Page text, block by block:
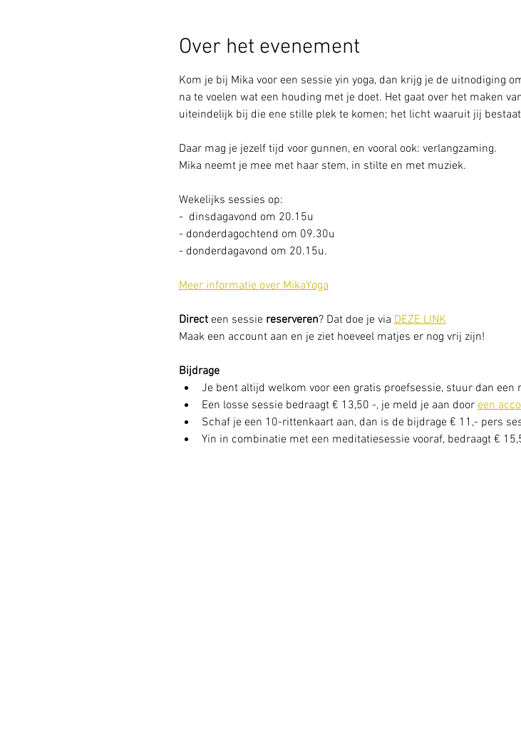
Over het evenement
Kom je bij Mika voor een sessie yin yoga, dan krijg je de uitnodiging
na te voelen wat een houding met je doet. Het gaat over het maken
uiteindelijk bij die ene stille plek te komen; het licht waaruit jij
Daar mag je jezelf tijd voor gunnen, en vooral ook: verlangzaming.
Mika neemt je mee met haar stem, in stilte en met muziek.
Wekelijks sessies op:
-  dinsdagavond om 20.15u
- donderdagochtend om 09.30u
- donderdagavond om 20.15u.
Meer informatie over MikaYoga
Direct een sessie reserveren? Dat doe je via DEZE LINK
Maak een account aan en je ziet hoeveel matjes er nog vrij zijn!
Bijdrage
Je bent altijd welkom voor een gratis proefsessie, stuur dan een
Een losse sessie bedraagt € 13,50 -, je meld je aan door een
Schaf je een 10-rittenkaart aan, dan is de bijdrage € 11,- pers
Yin in combinatie met een meditatiesessie vooraf, bedraagt €